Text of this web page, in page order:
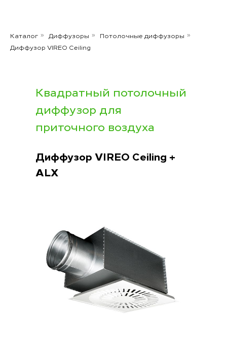
Каталог » Диффузоры » Потолочные диффузоры »
Диффузор VIREO Ceiling
Квадратный потолочный
диффузор для
приточного воздуха
Диффузор VIREO Ceiling +
ALX